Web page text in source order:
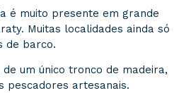
é muito presente em grande
Muitas localidades ainda só
de barco.
um único tronco de madeira,
pescadores artesanais.